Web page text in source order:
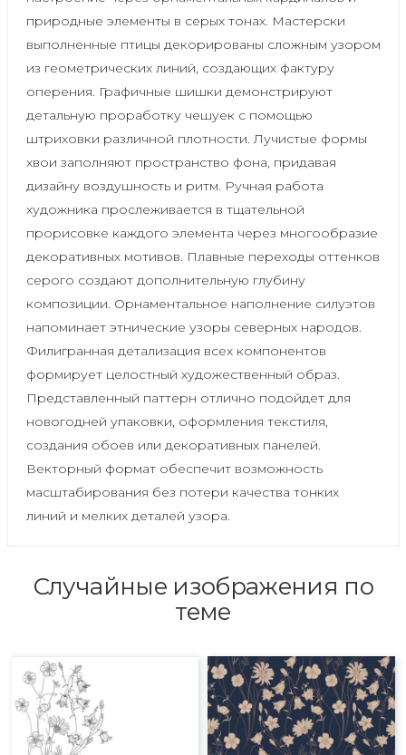
природные элементы в серых тонах. Мастерски
выполненные птицы декорированы сложным узором
из геометрических линий, создающих фактуру
оперения. Графичные шишки демонстрируют
детальную проработку чешуек с помощью
штриховки различной плотности. Лучистые формы
хвои заполняют пространство фона, придавая
дизайну воздушность и ритм. Ручная работа
художника прослеживается в тщательной
прорисовке каждого элемента через многообразие
декоративных мотивов. Плавные переходы оттенков
серого создают дополнительную глубину
композиции. Орнаментальное наполнение силуэтов
напоминает этнические узоры северных народов.
Филигранная детализация всех компонентов
формирует целостный художественный образ.
Представленный паттерн отлично подойдет для
новогодней упаковки, оформления текстиля,
создания обоев или декоративных панелей.
Векторный формат обеспечит возможность
масштабирования без потери качества тонких
линий и мелких деталей узора.
Случайные изображения по
теме